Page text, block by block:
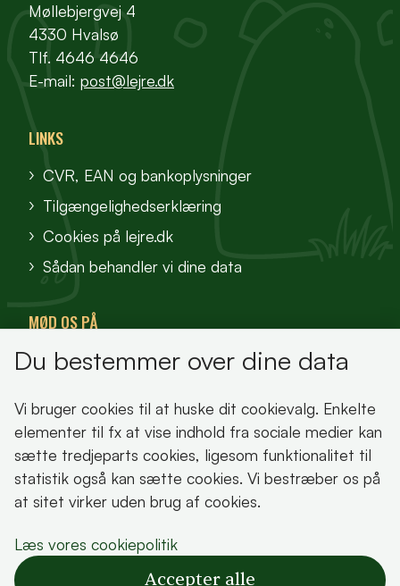
Møllebjergvej 4
4330 Hvalsø
Tlf. 4646 4646
E-mail: post@lejre.dk
LINKS
CVR, EAN og bankoplysninger
Tilgængelighedserklæring
Cookies på lejre.dk
Sådan behandler vi dine data
MØD OS PÅ
VisitFjordlandet
Oplev Lejre
Dette indhold kræver cookies for at blive vist
Du bestemmer over dine data
Vi bruger cookies til at huske dit cookievalg. Enkelte
elementer til fx at vise indhold fra sociale medier kan
sætte tredjeparts cookies, ligesom funktionalitet til
statistik også kan sætte cookies. Vi bestræber os på
at sitet virker uden brug af cookies.
Læs vores cookiepolitik
Accepter alle